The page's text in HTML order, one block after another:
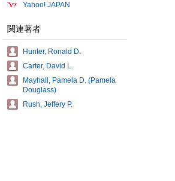
Yahoo! JAPAN
関連著者
Hunter, Ronald D.
Carter, David L.
Mayhall, Pamela D. (Pamela
Douglass)
Rush, Jeffery P.